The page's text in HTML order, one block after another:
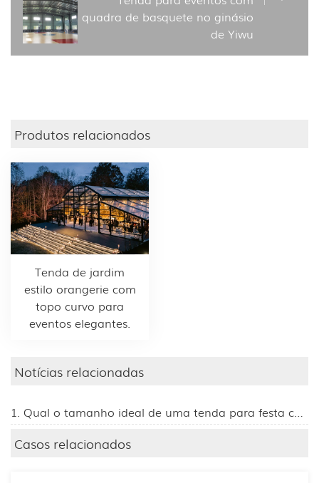
quadra de basquete no ginásio
de Yiwu
Produtos relacionados
Tenda de jardim
estilo orangerie com
topo curvo para
eventos elegantes.
Notícias relacionadas
1. Qual o tamanho ideal de uma tenda para festa com 100 convidados?
Casos relacionados